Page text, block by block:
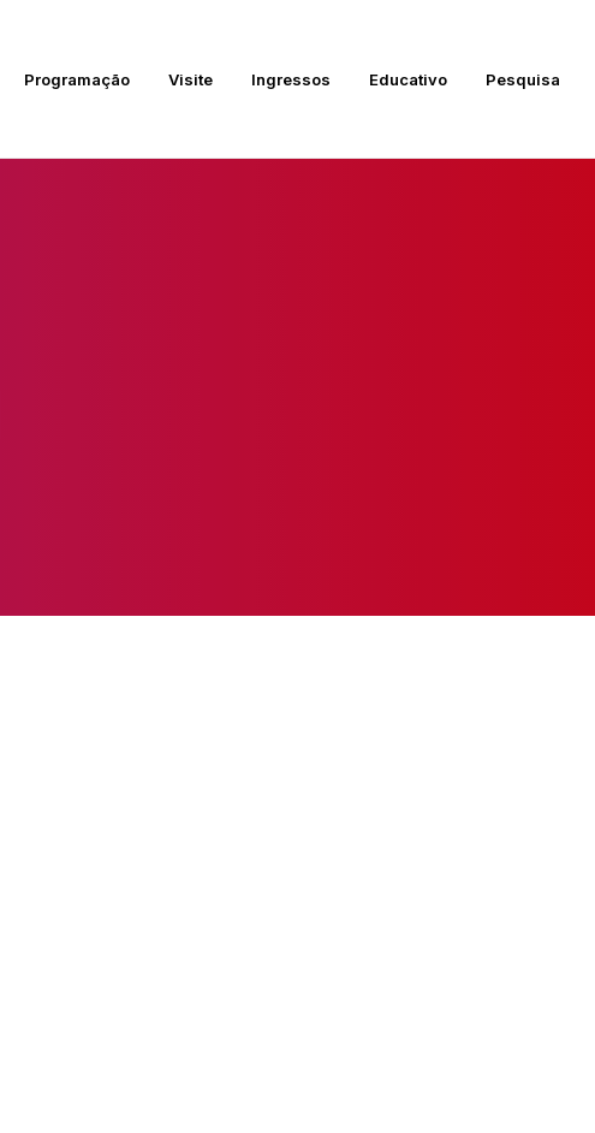
Programação Visite Ingressos Educativo Pesquisa